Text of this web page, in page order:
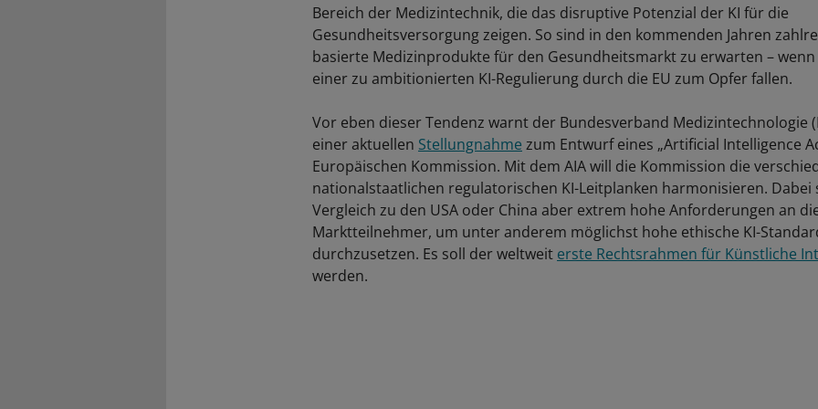
Bereich der Medizintechnik, die das disruptive Potenzial der KI für die
Gesundheitsversorgung zeigen. So sind in den kommenden Jahren
basierte Medizinprodukte für den Gesundheitsmarkt zu erwarten –
einer zu ambitionierten KI-Regulierung durch die EU zum Opfer fallen.
Vor eben dieser Tendenz warnt der Bundesverband Medizintechnologie
einer aktuellen Stellungnahme zum Entwurf eines „Artificial Intelligence
Europäischen Kommission. Mit dem AIA will die Kommission die
nationalstaatlichen regulatorischen KI-Leitplanken harmonisieren. Dabei
Vergleich zu den USA oder China aber extrem hohe Anforderungen an
Marktteilnehmer, um unter anderem möglichst hohe ethische KI-
durchzusetzen. Es soll der weltweit erste Rechtsrahmen für Künstliche
werden.